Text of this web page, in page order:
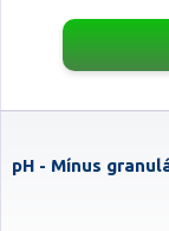
pH - Mínus